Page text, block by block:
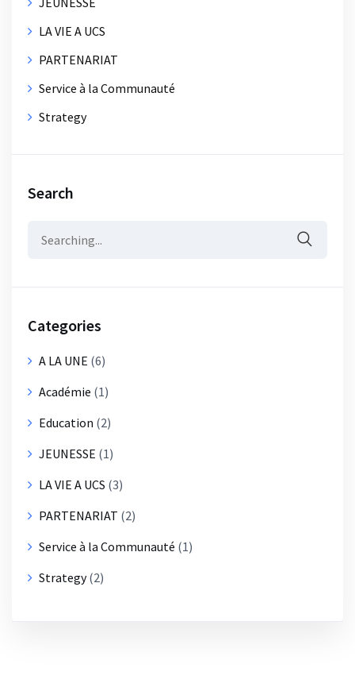
LA VIE A UCS
PARTENARIAT
Service à la Communauté
Strategy
Search
Categories
A LA UNE (6)
Académie (1)
Education (2)
JEUNESSE (1)
LA VIE A UCS (3)
PARTENARIAT (2)
Service à la Communauté (1)
Strategy(2)